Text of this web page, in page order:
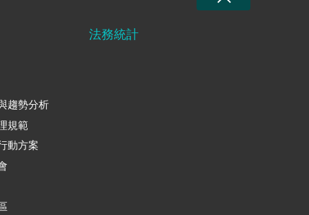
趨勢分析
規範
動方案
法務統計